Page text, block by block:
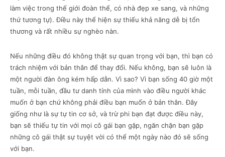
làm việc trong thế giới đoàn thể, có nhà đẹp xe sang, và những
thứ tương tự). Điều này thể hiện sự thiếu khả năng dễ bị tổn
thương và rất nhiều sự nghèo nàn.
Nếu những điều đó không thật sự quan trọng với bạn, thì bạn có
trách nhiệm với bản thân để thay đổi. Nếu không, bạn sẽ luôn là
một người đàn ông kém hấp dẫn. Vì sao? Vì bạn sống 40 giờ một
tuần, mỗi tuần, đầu tư danh tính của mình vào điều người khác
muốn ở bạn chứ không phải điều bạn muốn ở bản thân. Đây
giống như là sự tự tin cơ sở, và trừ phi bạn đạt được điều này,
bạn sẽ thiếu tự tin với mọi cô gái bạn gặp, ngăn chặn bạn gặp
những cô gái thật sự tuyệt vời có thể một ngày nào đó sẽ sống
với bạn.